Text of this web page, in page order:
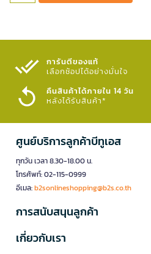
การันตีของแท้
เลือกช้อปได้อย่างมั่นใจ​
คืนสินค้าได้ภายใน 14 วัน
หลังได้รับสินค้า*
ศูนย์บริการลูกค้าบีทูเอส
ทุกวัน เวลา 8.30-18.00 น.
โทรศัพท์: 02-115-0999
อีเมล:b2sonlineshopping@b2s.co.th
การสนับสนุนลูกค้า
เกี่ยวกับเรา